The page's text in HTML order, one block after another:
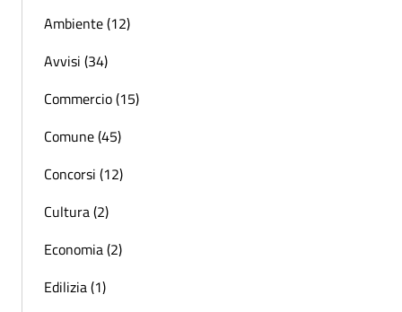
Ambiente (12)
Avvisi (34)
Commercio (15)
Comune (45)
Concorsi (12)
Cultura (2)
Economia (2)
Edilizia (1)